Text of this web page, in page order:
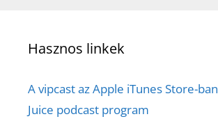
Hasznos linkek
A vipcast az Apple iTunes Store-ban
Juice podcast program